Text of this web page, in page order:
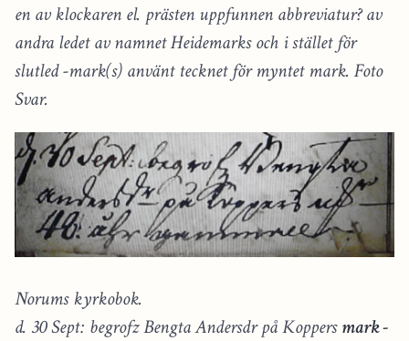
en av klockaren el. prästen uppfunnen abbreviatur? av
andra ledet av namnet Heidemarks och i stället för
slutled -mark(s) använt tecknet för myntet mark. Foto
Svar.
Norums kyrkobok.
d. 30 Sept: begrofz Bengta Andersdr på Koppersmark -